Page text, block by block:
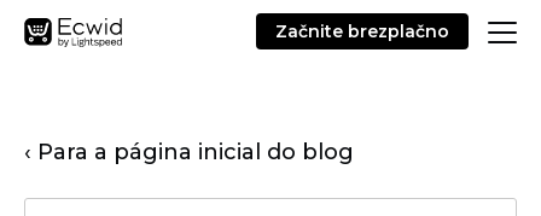
Začnite brezplačno
‹ Para a página inicial do blog